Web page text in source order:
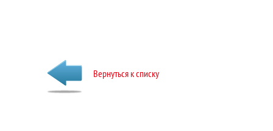
Вернуться к списку